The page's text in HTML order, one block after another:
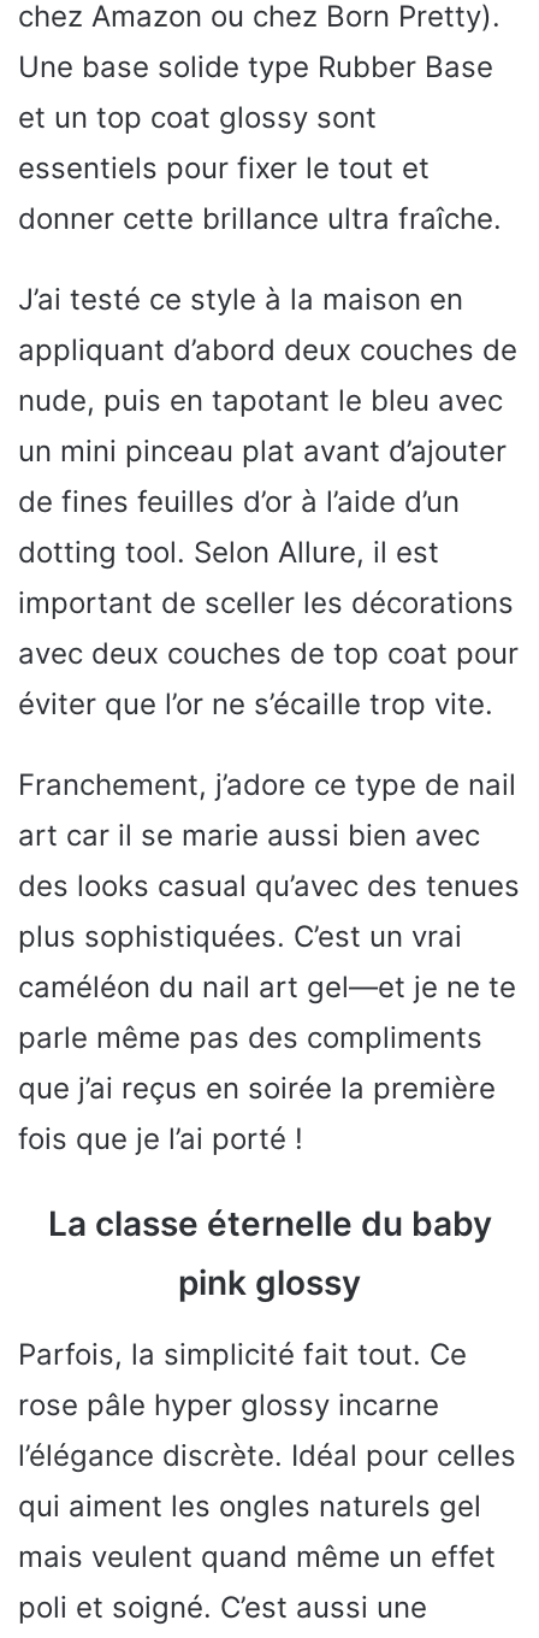
chez Amazon ou chez Born Pretty).
Une base solide type Rubber Base
et un top coat glossy sont
essentiels pour fixer le tout et
donner cette brillance ultra fraîche.
J’ai testé ce style à la maison en
appliquant d’abord deux couches de
nude, puis en tapotant le bleu avec
un mini pinceau plat avant d’ajouter
de fines feuilles d’or à l’aide d’un
dotting tool. Selon Allure, il est
important de sceller les décorations
avec deux couches de top coat pour
éviter que l’or ne s’écaille trop vite.
Franchement, j’adore ce type de nail
art car il se marie aussi bien avec
des looks casual qu’avec des tenues
plus sophistiquées. C’est un vrai
caméléon du nail art gel—et je ne te
parle même pas des compliments
que j’ai reçus en soirée la première
fois que je l’ai porté !
La classe éternelle du baby
pink glossy
Parfois, la simplicité fait tout. Ce
rose pâle hyper glossy incarne
l’élégance discrète. Idéal pour celles
qui aiment les ongles naturels gel
mais veulent quand même un effet
poli et soigné. C’est aussi une